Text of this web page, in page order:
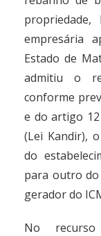
propriedade,
empresária
Estado de
admitiu o
conforme
e do artigo 12
(Lei Kandir),
do
para outro
gerador do
No